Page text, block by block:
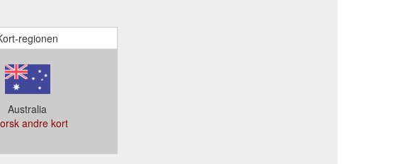
regionen
Australia
andre kort